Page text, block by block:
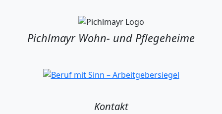
Pichlmayr Wohn- und Pflegeheime
Kontakt